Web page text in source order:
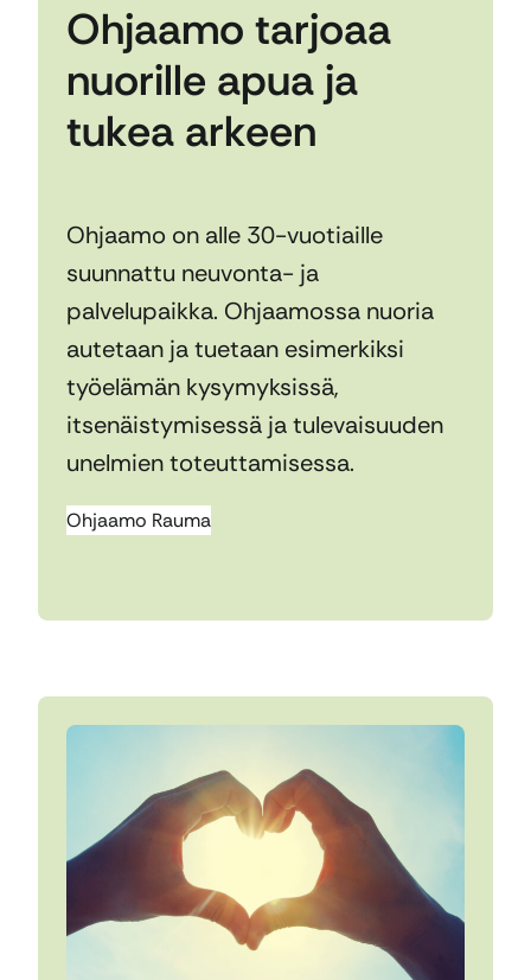
Ohjaamo tarjoaa
nuorille apua ja
tukea arkeen
Ohjaamo on alle 30-vuotiaille
suunnattu neuvonta- ja
palvelupaikka. Ohjaamossa nuoria
autetaan ja tuetaan esimerkiksi
työelämän kysymyksissä,
itsenäistymisessä ja tulevaisuuden
unelmien toteuttamisessa.
Ohjaamo Rauma